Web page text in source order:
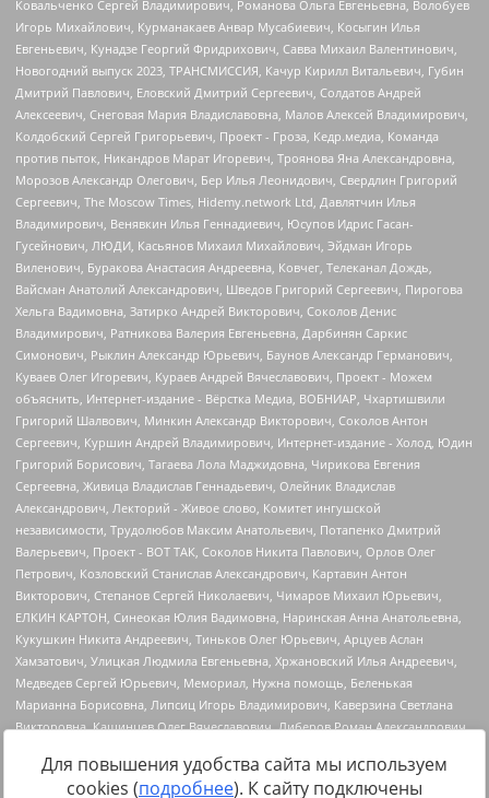
Для повышения удобства сайта мы используем
cookies (подробнее). К сайту подключены